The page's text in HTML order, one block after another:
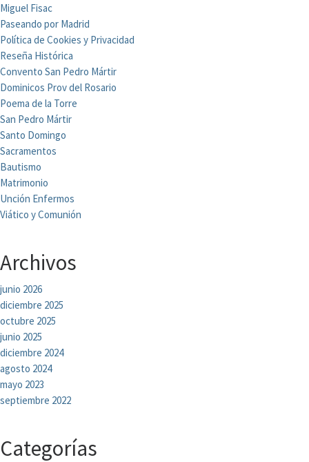
Miguel Fisac
Paseando por Madrid
Política de Cookies y Privacidad
Reseña Histórica
Convento San Pedro Mártir
Dominicos Prov del Rosario
Poema de la Torre
San Pedro Mártir
Santo Domingo
Sacramentos
Bautismo
Matrimonio
Unción Enfermos
Viático y Comunión
Archivos
junio 2026
diciembre 2025
octubre 2025
junio 2025
diciembre 2024
agosto 2024
mayo 2023
septiembre 2022
Categorías